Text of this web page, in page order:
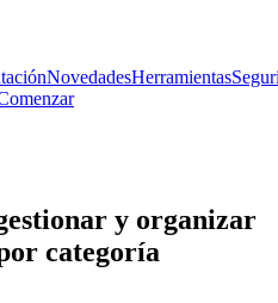
NovedadesHerramientas
y organizar
categoría